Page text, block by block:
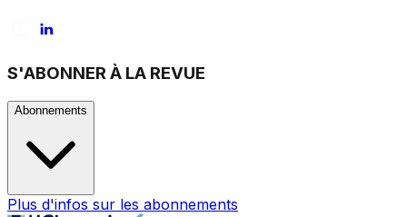
S'ABONNER À LA REVUE
Abonnements
Plus d'infos sur les abonnements